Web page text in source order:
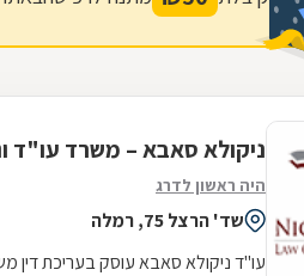
ניקולא סאבא – משרד עו"ד
היה ראשון לדרג
שד' הרצל 75, רמלה